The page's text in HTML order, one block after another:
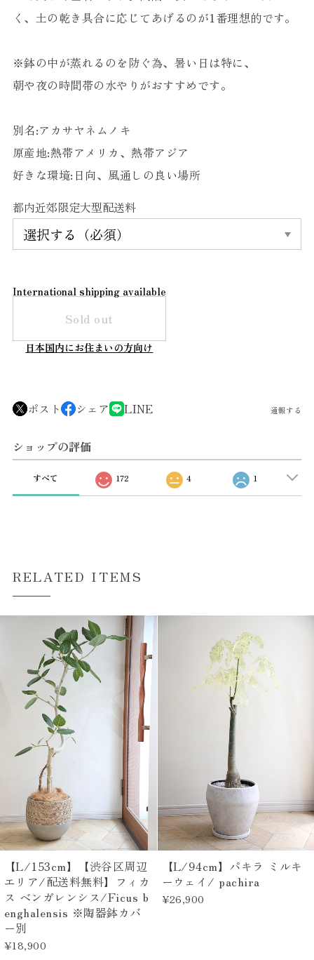
く、土の乾き具合に応じてあげるのが1番理想的です。
※鉢の中が蒸れるのを防ぐ為、暑い日は特に、
朝や夜の時間帯の水やりがおすすめです。
別名:アカサヤネムノキ
原産地:熱帯アメリカ、熱帯アジア
好きな環境:日向、風通しの良い場所
都内近郊限定大型配送料
International shipping available
Sold out
日本国内にお住まいの方向け
ポスト シェア LINE 通報する
ショップの評価
すべて 172 4 1
RELATED ITEMS
【L/153cm】【渋谷区周辺
エリア/配送料無料】フィカ
ス ベンガレンシス/Ficus b
enghalensis ※陶器鉢カバ
ー別
¥18,900
【L/94cm】パキラ ミルキ
ーウェイ/ pachira
¥26,900